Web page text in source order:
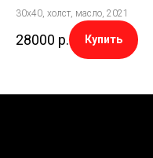
30х40, холст, масло, 2021
28000 р. Купить